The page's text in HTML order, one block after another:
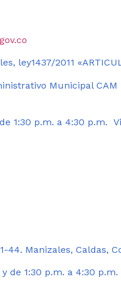
ley1437/2011
Municipal CAM
1:30 p.m. a 4:30 p.m.
44. Manizales, Caldas,
de 1:30 p.m. a 4:30